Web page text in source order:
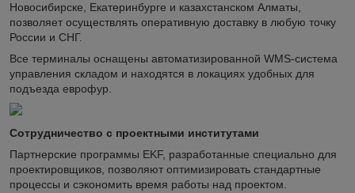
Новосибирске, Екатеринбурге и казахстанском Алматы,
позволяет осуществлять оперативную доставку в любую точку
России и СНГ.
Все терминалы оснащены автоматизированной WMS-система
управления складом и находятся в локациях удобных для
подъезда еврофур.
Сотрудничество с проектными институтами
Партнерские программы EKF, разработанные специально для
проектировщиков, позволяют оптимизировать стандартные
процессы и сэкономить время работы над проектом.